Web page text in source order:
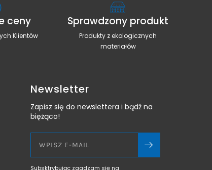
ceny
Klientów
Sprawdzony produkt
Produkty z ekologicznych
materiałów
Newsletter
Zapisz się do newslettera i bądź na
biężąco!
Subsktrybując zgadzam się na